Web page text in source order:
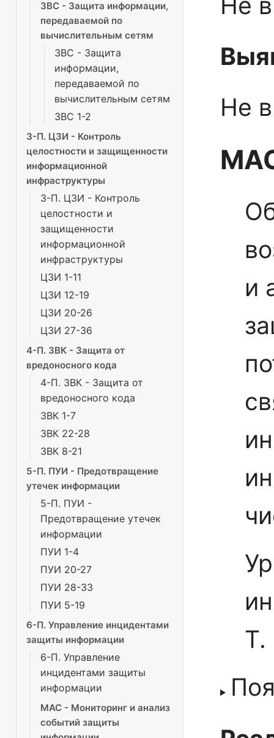
ЗВС - Защита информации,
передаваемой по
вычислительным сетям
ЗВС - Защита
информации,
передаваемой по
вычислительным сетям
ЗВС 1-2
3-П. ЦЗИ - Контроль
целостности и защищенности
информационной
инфраструктуры
3-П. ЦЗИ - Контроль
целостности и
защищенности
информационной
инфраструктуры
ЦЗИ 1-11
ЦЗИ 12-19
ЦЗИ 20-26
ЦЗИ 27-36
4-П. ЗВК - Защита от
вредоносного кода
4-П. ЗВК - Защита от
вредоносного кода
ЗВК 1-7
ЗВК 22-28
ЗВК 8-21
5-П. ПУИ - Предотвращение
утечек информации
5-П. ПУИ -
Предотвращение утечек
информации
ПУИ 1-4
ПУИ 20-27
ПУИ 28-33
ПУИ 5-19
6-П. Управление инцидентами
защиты информации
6-П. Управление
инцидентами защиты
информации
МАС - Мониторинг и анализ
событий защиты
Не
и
Т.